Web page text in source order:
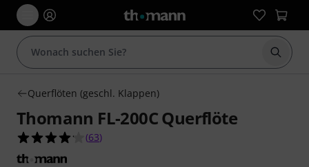
Suche
Querflöten (geschl. Klappen)
Thomann FL-200C Querflöte
4.1 von 5 Sternen aus 63 Kundenbewertungen
(63)